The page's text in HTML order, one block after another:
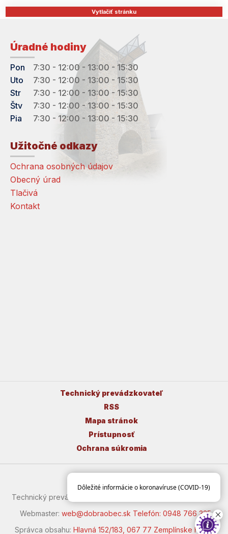
Vytlačiť stránku
Úradné hodiny
Pon
7:30 - 12:00 - 13:00 - 15:30
Uto
7:30 - 12:00 - 13:00 - 15:30
Str
7:30 - 12:00 - 13:00 - 15:30
Štv
7:30 - 12:00 - 13:00 - 15:30
Pia
7:30 - 12:00 - 13:00 - 15:30
Užitočné odkazy
Ochrana osobných údajov
Obecný úrad
Tlačivá
Kontakt
Technický prevádzkovateľ
RSS
Mapa stránok
Prístupnosť
Ochrana súkromia
Technický prevádzkovateľ:
Webmaster: web@dobraobec.sk Telefón: 0948 766 335
Správca obsahu: Hlavná 152/183, 067 77 Zemplínske Hámre
Dôležité informácie o koronavíruse (COVID-19)